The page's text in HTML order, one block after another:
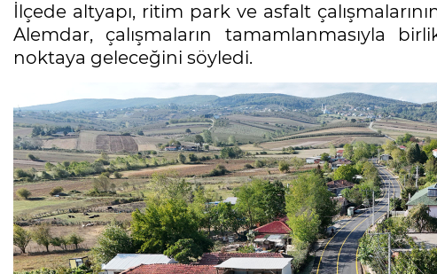
İlçede altyapı, ritim park ve asfalt
Alemdar, çalışmaların tamamlanmasıyla
noktaya geleceğini söyledi.